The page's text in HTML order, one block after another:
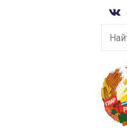
Найти
на
сайте: